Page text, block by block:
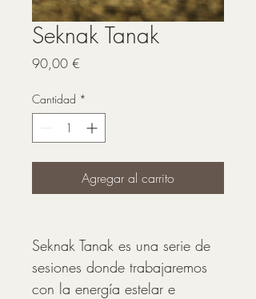
Seknak Tanak
90,00 €
Cantidad *
Agregar al carrito
Seknak Tanak es una serie de
sesiones donde trabajaremos
con la energía estelar e